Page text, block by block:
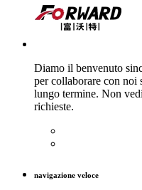
Diamo il benvenuto
per collaborare con noi
lungo termine. Non
richieste.
navigazione veloce